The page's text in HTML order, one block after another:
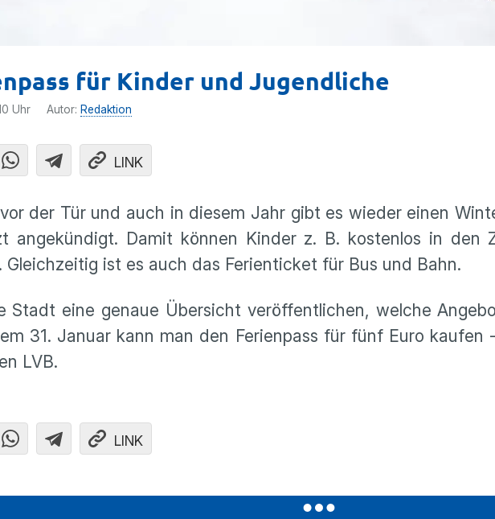
für Kinder und Jugendliche
Uhr Autor: Redaktion
LINK
der Tür und auch in diesem Jahr gibt es wieder einen
angekündigt. Damit können Kinder z. B. kostenlos in den
Gleichzeitig ist es auch das Ferienticket für Bus und Bahn.
Stadt eine genaue Übersicht veröffentlichen, welche
31. Januar kann man den Ferienpass für fünf Euro kaufen
LVB.
LINK